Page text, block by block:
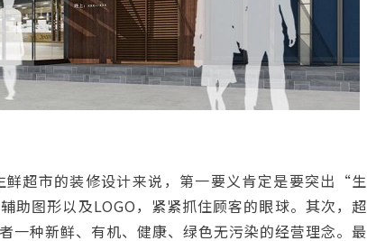
超市的装修设计来说，第一要义肯定是要突出“生
图形以及LOGO，紧紧抓住顾客的眼球。其次，超
一种新鲜、有机、健康、绿色无污染的经营理念。最